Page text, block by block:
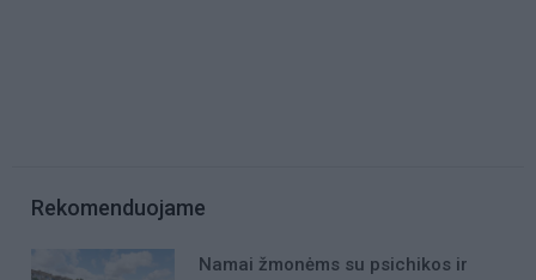
Rekomenduojame
Namai žmonėms su psichikos ir